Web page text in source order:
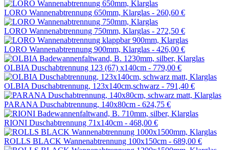
LORO Wannenabtrennung 650mm, Klarglas - 260,60 €
LORO Wannenabtrennung 750mm, Klarglas - 272,50 €
LORO Wannenabtrennung 900mm, Klarglas - 426,00 €
OLBIA Duschabtrennung 123 (67) x140cm - 779,00 €
OLBIA Duschabtrennung, 123x140cm,schwarz - 791,40 €
PARANA Duschabtrennung, 140x80cm - 624,75 €
RIONI Duschabtrennung 71x140cm - 468,00 €
ROLLS BLACK Wannenabtrennung 100x150cm - 689,00 €